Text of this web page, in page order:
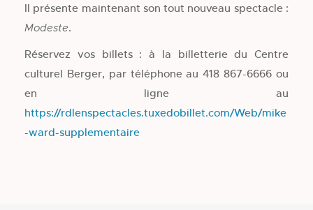
Il présente maintenant son tout nouveau spectacle :
Modeste.
Réservez vos billets : à la billetterie du Centre
culturel Berger, par téléphone au 418 867-6666 ou
en ligne au
https://rdlenspectacles.tuxedobillet.com/Web/mike
-ward-supplementaire